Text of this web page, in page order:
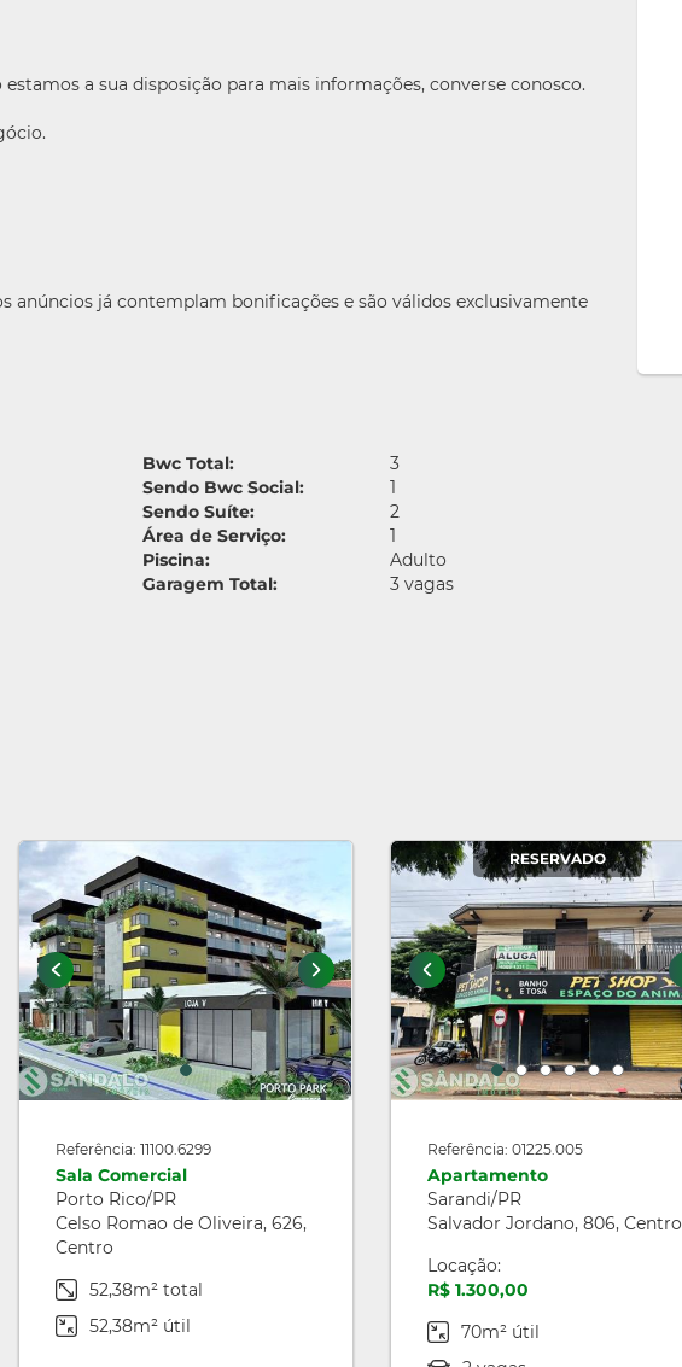
a sua disposição para mais informações, converse conosco.
anúncios já contemplam bonificações e são válidos exclusivamente
Bwc Total:
3
Sendo Bwc Social:
1
Sendo Suíte:
2
Área de Serviço:
1
Piscina:
Adulto
Garagem Total:
3 vagas
Referência: 11100.6299
Sala Comercial
Porto Rico/PR
Celso Romao de Oliveira, 626,
Centro
52,38m² total
52,38m² útil
RESERVADO
Referência: 01225.005
Apartamento
Sarandi/PR
Salvador Jordano, 806, Centro
Locação:
R$ 1.300,00
70m² útil